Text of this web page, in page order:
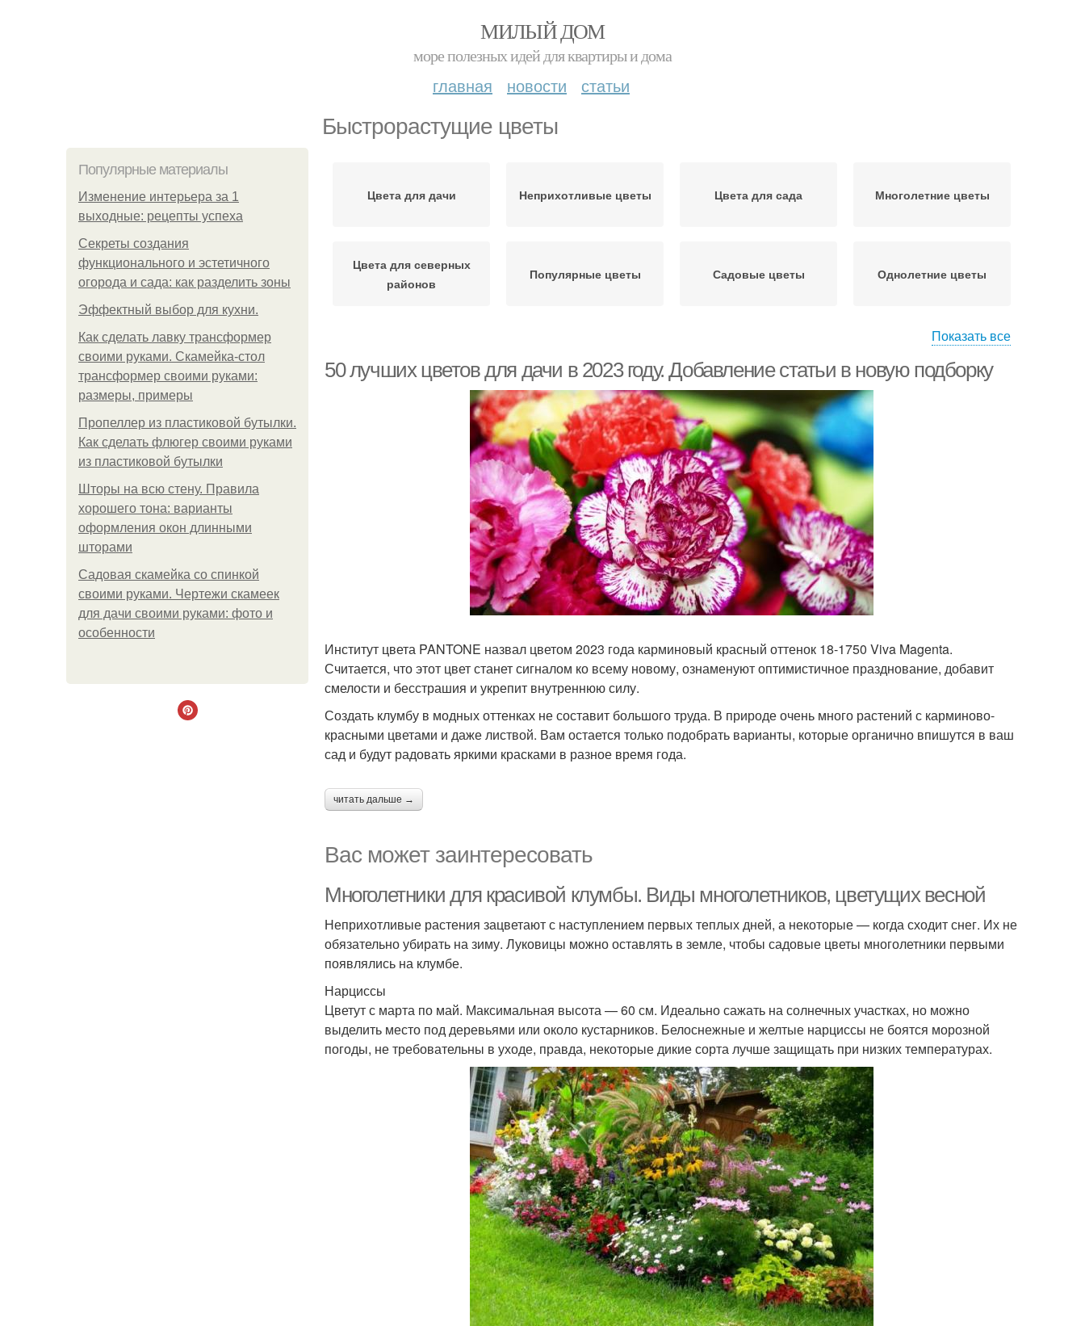
МИЛЫЙ ДОМ
море полезных идей для квартиры и дома
главная новости статьи
Быстрорастущие цветы
Популярные материалы
Изменение интерьера за 1
выходные: рецепты успеха
Секреты создания
функционального и эстетичного
огорода и сада: как разделить зоны
Эффектный выбор для кухни.
Как сделать лавку трансформер
своими руками. Скамейка-стол
трансформер своими руками:
размеры, примеры
Пропеллер из пластиковой бутылки.
Как сделать флюгер своими руками
из пластиковой бутылки
Шторы на всю стену. Правила
хорошего тона: варианты
оформления окон длинными
шторами
Садовая скамейка со спинкой
своими руками. Чертежи скамеек
для дачи своими руками: фото и
особенности
Цвета для дачи Неприхотливые цветы Цвета для сада Многолетние цветы
Цвета для северных
районов
Популярные цветы Садовые цветы Однолетние цветы
Показать все
50 лучших цветов для дачи в 2023 году. Добавление статьи в новую подборку
Институт цвета PANTONE назвал цветом 2023 года карминовый красный оттенок 18-1750 Viva Magenta.
Считается, что этот цвет станет сигналом ко всему новому, ознаменуют оптимистичное празднование, добавит
смелости и бесстрашия и укрепит внутреннюю силу.
Создать клумбу в модных оттенках не составит большого труда. В природе очень много растений с карминово-
красными цветами и даже листвой. Вам остается только подобрать варианты, которые органично впишутся в ваш
сад и будут радовать яркими красками в разное время года.
читать дальше →
Вас может заинтересовать
Многолетники для красивой клумбы. Виды многолетников, цветущих весной
Неприхотливые растения зацветают с наступлением первых теплых дней, а некоторые — когда сходит снег. Их не
обязательно убирать на зиму. Луковицы можно оставлять в земле, чтобы садовые цветы многолетники первыми
появлялись на клумбе.
Нарциссы
Цветут с марта по май. Максимальная высота — 60 см. Идеально сажать на солнечных участках, но можно
выделить место под деревьями или около кустарников. Белоснежные и желтые нарциссы не боятся морозной
погоды, не требовательны в уходе, правда, некоторые дикие сорта лучше защищать при низких температурах.